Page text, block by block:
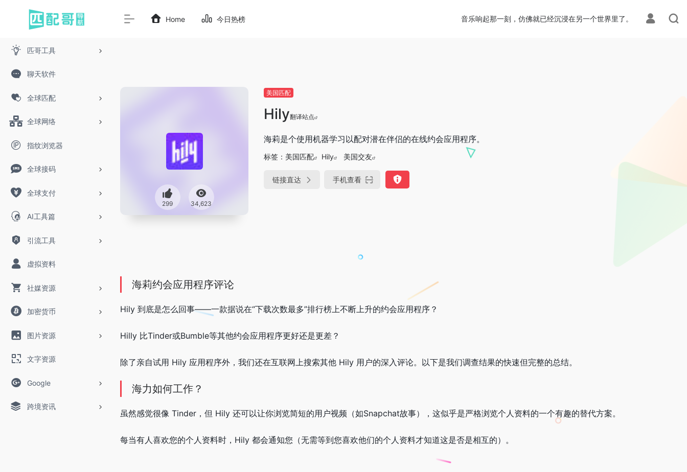
匹哥工具
聊天软件
全球匹配
全球网络
指纹浏览器
全球接码
全球支付
AI工具篇
引流工具
虚拟资料
社媒资源
加密货币
图片资源
文字资源
Google
跨境资讯
Home 今日热榜 音乐响起那一刻，仿佛就已经沉浸在另一个世界里了。
299 34,623
美国匹配
Hily翻译站点
海莉是个使用机器学习以配对潜在伴侣的在线约会应用程序。
标签： 美国匹配 Hily 美国交友
链接直达 手机查看
海莉约会应用程序评论
Hily 到底是怎么回事——一款据说在“下载次数最多”排行榜上不断上升的约会应用程序？
Hilly 比Tinder或Bumble等其他约会应用程序更好还是更差？
除了亲自试用 Hily 应用程序外，我们还在互联网上搜索其他 Hily 用户的深入评论。以下是我们调查结果的快速但完整的总结。
海力如何工作？
虽然感觉很像 Tinder，但 Hily 还可以让你浏览简短的用户视频（如Snapchat故事），这似乎是严格浏览个人资料的一个有趣的替代方案。
每当有人喜欢您的个人资料时，Hily 都会通知您（无需等到您喜欢他们的个人资料才知道这是否是相互的）。